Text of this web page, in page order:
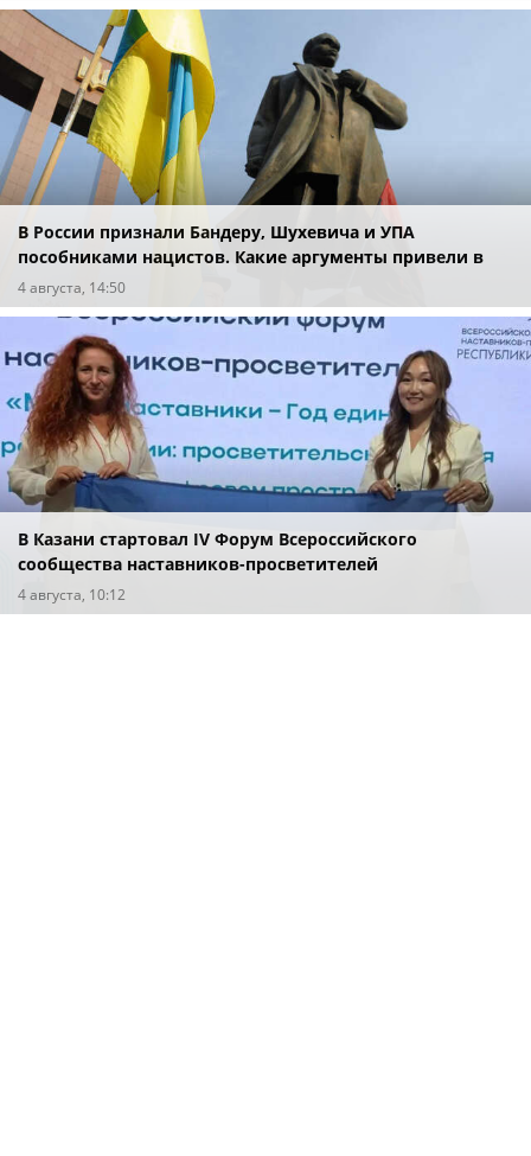
В России признали Бандеру, Шухевича и УПА
пособниками нацистов. Какие аргументы привели в
суде?
4 августа, 14:50
В Казани стартовал IV Форум Всероссийского
сообщества наставников-просветителей
4 августа, 10:12